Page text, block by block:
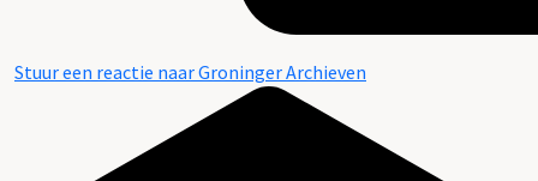
Stuur een reactie naar Groninger Archieven